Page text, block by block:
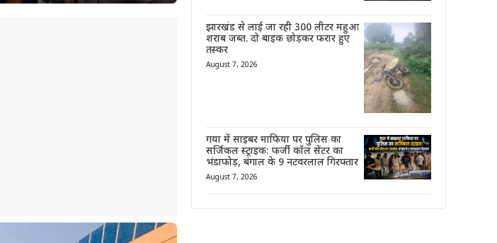
झारखंड से लाई जा रही 300 लीटर महुआ
शराब जब्त. दो बाइक छोड़कर फरार हुए
तस्कर
August 7, 2026
गया में साइबर माफिया पर पुलिस का
सर्जिकल स्ट्राइक: फर्जी कॉल सेंटर का
भंडाफोड़, बंगाल के 9 नटवरलाल गिरफ्तार
August 7, 2026